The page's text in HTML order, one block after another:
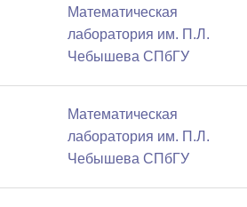
Математичеcкая
лаборатория им. П.Л.
Чебышева СПбГУ
Математичеcкая
лаборатория им. П.Л.
Чебышева СПбГУ